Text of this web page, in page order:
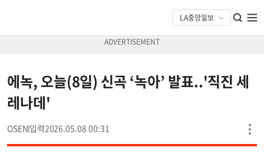
에녹, 오늘(8일) 신곡 ‘녹아’ 발표..'직진 세
레나데'
OSEN 2026.05.08 00:31